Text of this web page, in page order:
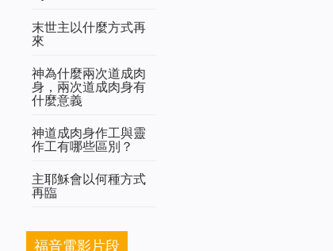
末世主以什麼方式再
來
神為什麼兩次道成肉
身，兩次道成肉身有
什麼意義
神道成肉身作工與靈
作工有哪些區別？
主耶穌會以何種方式
再臨
福音電影片段